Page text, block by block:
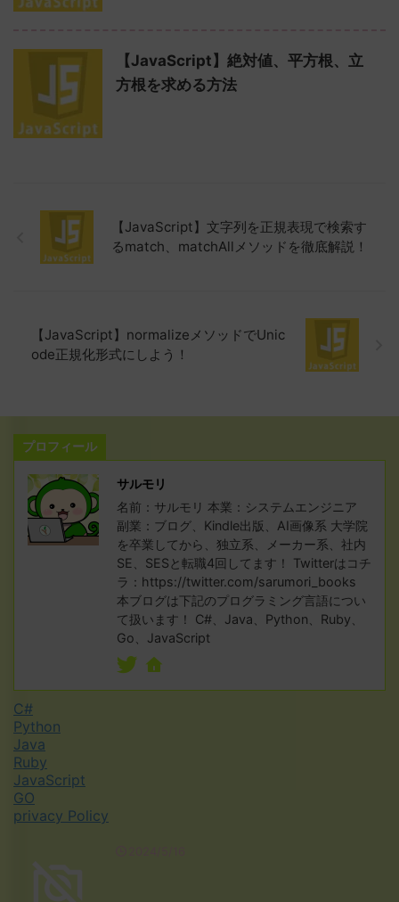
【JavaScript】絶対値、平方根、立
方根を求める方法
【JavaScript】文字列を正規表現で検索す
るmatch、matchAllメソッドを徹底解説！
【JavaScript】normalizeメソッドでUnic
ode正規化形式にしよう！
プロフィール
サルモリ
名前：サルモリ 本業：システムエンジニア
副業：ブログ、Kindle出版、AI画像系 大学院
を卒業してから、独立系、メーカー系、社内
SE、SESと転職4回してます！ Twitterはコチ
ラ：https://twitter.com/sarumori_books
本ブログは下記のプログラミング言語につい
て扱います！ C#、Java、Python、Ruby、
Go、JavaScript
C#
Python
Java
Ruby
JavaScript
GO
privacy Policy